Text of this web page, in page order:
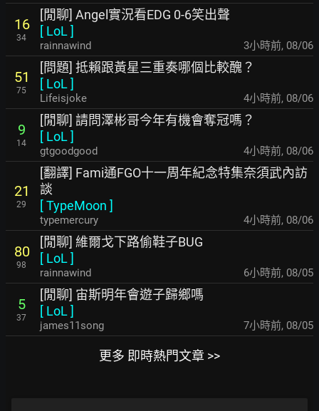
16
34
[閒聊] Angel實況看EDG 0-6笑出聲
[ LoL ]
rainnawind 3小時前, 08/06
51
75
[問題] 抵賴跟黃星三重奏哪個比較醜？
[ LoL ]
Lifeisjoke 4小時前, 08/06
9
14
[閒聊] 請問澤彬哥今年有機會奪冠嗎？
[ LoL ]
gtgoodgood 4小時前, 08/06
21
29
[翻譯] Fami通FGO十一周年紀念特集奈須武內訪
談
[TypeMoon ]
typemercury 4小時前, 08/06
80
98
[閒聊] 維爾戈下路偷鞋子BUG
[ LoL ]
rainnawind 6小時前, 08/05
5
37
[閒聊] 宙斯明年會遊子歸鄉嗎
[ LoL ]
james11song 7小時前, 08/05
更多 即時熱門文章 >>